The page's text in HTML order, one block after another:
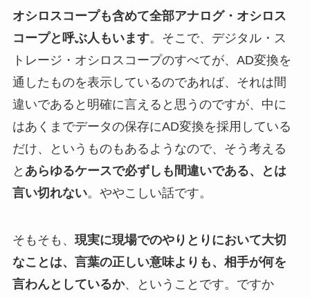
オシロスコープも含めて全部アナログ・オシロス
コープと呼ぶ人もいます。そこで、デジタル・ス
トレージ・オシロスコープのすべてが、AD変換を
通したものを表示しているのであれば、それは間
違いであると明確に言えると思うのですが、中に
はあくまでデータの保存にAD変換を採用している
だけ、というものもあるようなので、そう考える
と あらゆるケースで必ずしも間違いである、とは
言い切れない。ややこしい話です。
そもそも、 現実に現場でのやりとりにおいて大切
なことは、言葉の正しい意味よりも、相手が何を
言わんとしているか、ということです。ですか